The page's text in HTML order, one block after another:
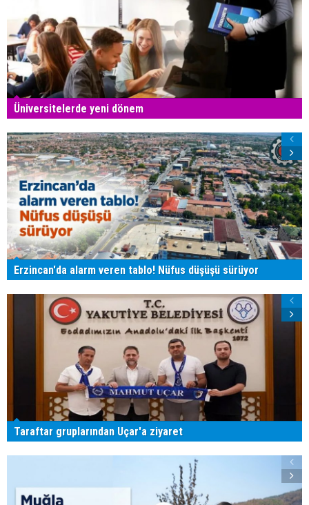
Üniversitelerde yeni dönem
Erzincan'da alarm veren tablo! Nüfus düşüşü sürüyor
Taraftar gruplarından Uçar'a ziyaret